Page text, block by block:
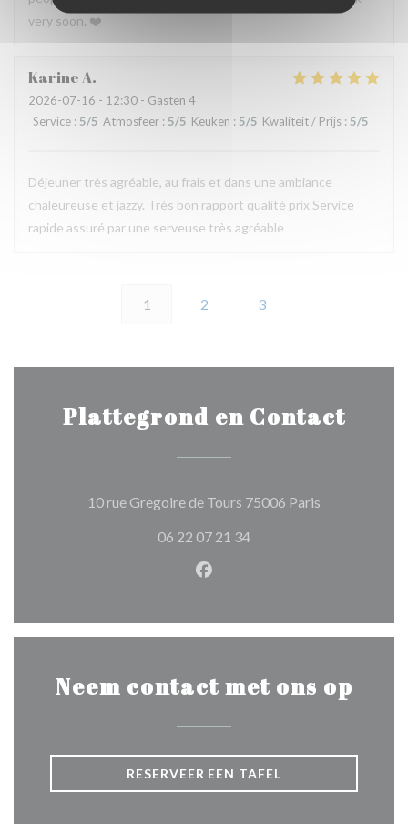
very soon. ❤️
KarineA
2026-07-16 - 12:30 - Gasten 4
Service : 5/5 Atmosfeer : 5/5 Keuken : 5/5 Kwaliteit / Prijs : 5/5
Déjeuner très agréable, au frais et dans une ambiance
chaleureuse et jazzy. Très bon rapport qualité prix Service
rapide assuré par une serveuse très agréable
1 2 3
Plattegrond en Contact
10 rue Gregoire de Tours 75006 Paris
06 22 07 21 34
Facebook ((opent in een
Neem contact met ons op
RESERVEER EEN TAFEL